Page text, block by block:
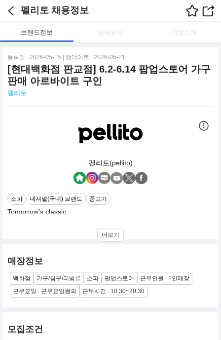
펠리토 채용정보
브랜드정보 상세요강 기업소개
등록일 : 2026-05-15 | 업데이트 : 2026-05-21
[현대백화점 판교점] 6.2-6.14 팝업스토어 가구
판매 아르바이트 구인
펠리토
펠리토(pellito)
소파 내셔널(국내) 브랜드 중고가
Tomorrow’s classic
Pellito는 35년 전, 소파를 직접 제작하던 작은 제조 공장에서 시작되
었습니다. 10년 전부터는 자체 제작한 제품을 직접 판매하기 시작했
을 좋은 기준으로 만드는 제조 철학은 변하지 않았습니다. 소재 선
정, 구조 설계, 마감까지 전 과정에 직접 관여하며, 축적된 기술과 내
부 기준에 따라 제품의 완성도를 관리합니다.
더보기
매장정보
백화점 가구/침구/리빙류 소파 팝업스토어
근무인원 : 1인매장
근무요일 : 근무요일협의
근무시간 : 10:30~20:30
모집조건